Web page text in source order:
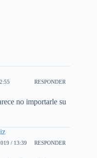
RESPONDER
no importarle su
/ 13:39 RESPONDER